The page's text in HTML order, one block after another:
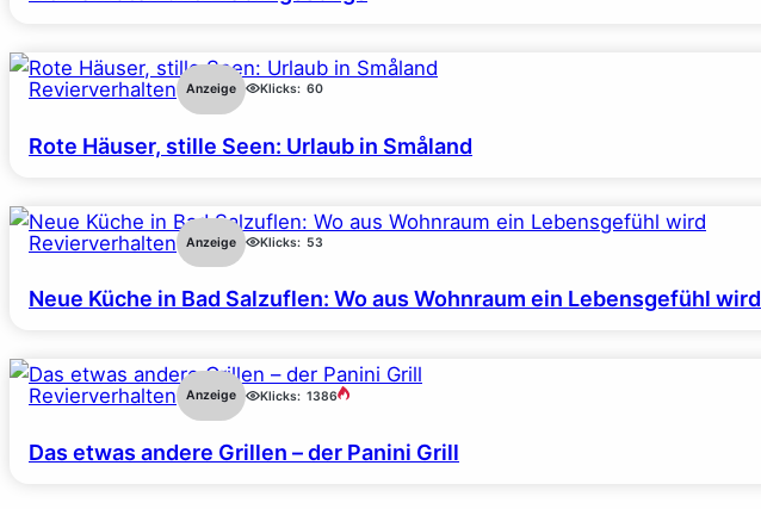
Revierverhalten Anzeige Klicks: 60
Rote Häuser, stille Seen: Urlaub in Småland
Revierverhalten Anzeige Klicks: 53
Neue Küche in Bad Salzuflen: Wo aus Wohnraum ein Lebensgefühl wird
Revierverhalten Anzeige Klicks: 1386
Das etwas andere Grillen – der Panini Grill